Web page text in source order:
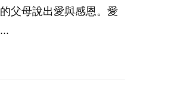
父母說出愛與感恩。愛